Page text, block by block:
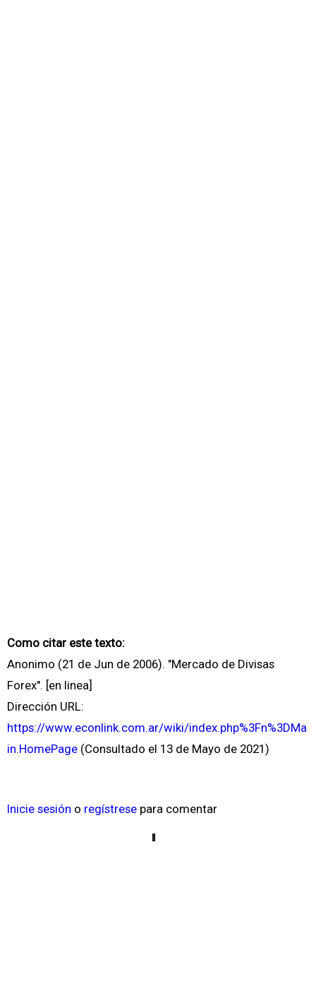
Como citar este texto:
Anonimo (21 de Jun de 2006). "Mercado de Divisas
Forex". [en linea]
Dirección URL:
https://www.econlink.com.ar/wiki/index.php%3Fn%3DMa
in.HomePage (Consultado el 13 de Mayo de 2021)
Inicie sesión o regístrese para comentar